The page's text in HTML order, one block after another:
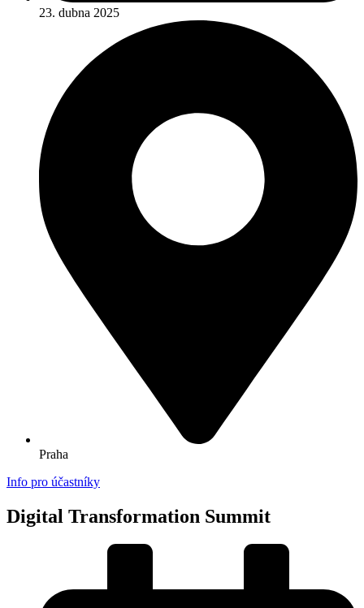
23. dubna 2025
Praha
Info pro účastníky
Digital Transformation Summit